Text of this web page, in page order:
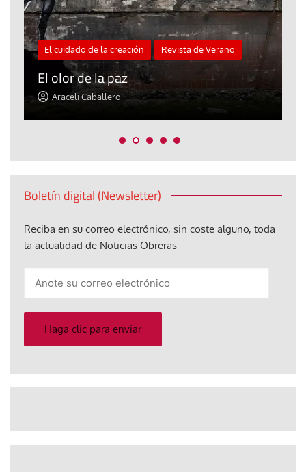
El cuidado de la creación Revista de Verano
El olor de la paz
Araceli Caballero
Boletín digital (Newsletter)
Reciba en su correo electrónico, sin coste alguno, toda
la actualidad de Noticias Obreras
electrónico
Haga clic para enviar